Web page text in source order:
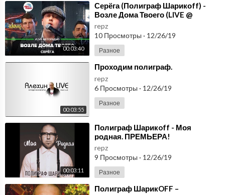
00:03:40
⁣Серёга (Полиграф Шарикоff) -
Возле Дома Твоего (LIVE @
Авторадио)
repz
10 Просмотры · 12/26/19
Разное
00:03:55
⁣Проходим полиграф.
repz
6 Просмотры · 12/26/19
Разное
00:03:11
⁣Полиграф Шарикoff - Моя
родная. ПРЕМЬЕРА!
repz
9 Просмотры · 12/26/19
Разное
⁣Полиграф ШарикOFF –